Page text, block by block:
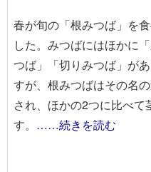
春が旬の「根みつば」を食
した。みつばにはほかに
つば」「切りみつば」があ
すが、根みつばはその名
され、ほかの2つに比べて
す。 ……続きを読む